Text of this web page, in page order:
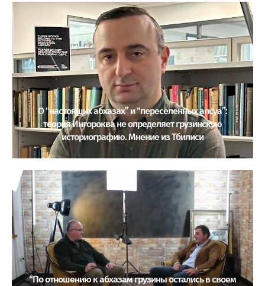
О “настоящих абхазах” и “переселенных апсуа”:
теория Ингороква не определяет грузинскую
историографию. Мнение из Тбилиси
“По отношению к абхазам грузины остались в своем